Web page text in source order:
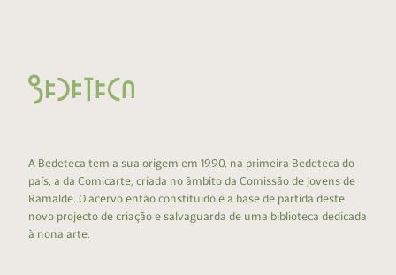
A Bedeteca tem a sua origem em 1990, na primeira Bedeteca do
país, a da Comicarte, criada no âmbito da Comissão de Jovens de
Ramalde. O acervo então constituído é a base de partida deste
novo projecto de criação e salvaguarda de uma biblioteca dedicada
à nona arte.